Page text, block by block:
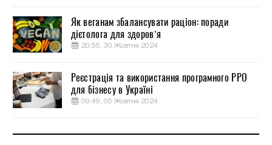
Як веганам збалансувати раціон: поради
дієтолога для здоров’я
20:55, 30 Жовтня 2024
Реєстрація та використання програмного РРО
для бізнесу в Україні
09:49, 05 Жовтня 2024